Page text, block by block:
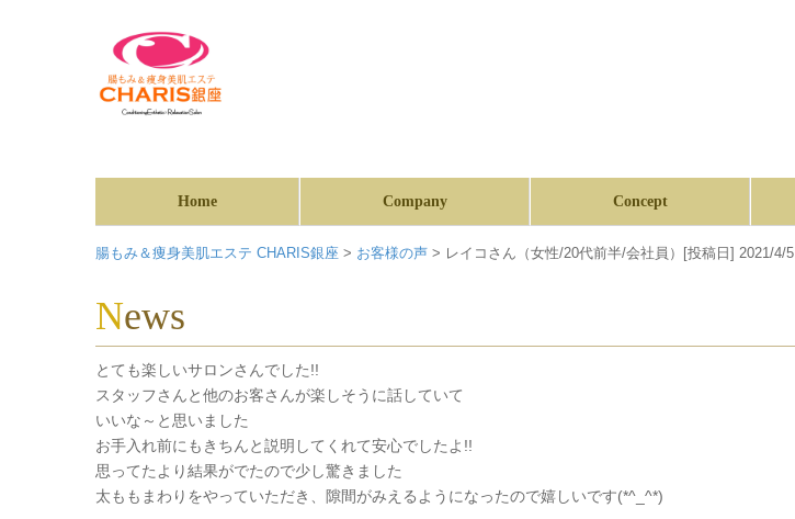
Home Company Concept
腸もみ＆痩身美肌エステ CHARIS銀座 > お客様の声 > レイコさん（女性/20代前半/会社員）[投稿日] 2021/4/5
News
とても楽しいサロンさんでした!!
スタッフさんと他のお客さんが楽しそうに話していて
いいな～と思いました
お手入れ前にもきちんと説明してくれて安心でしたよ!!
思ってたより結果がでたので少し驚きました
太ももまわりをやっていただき、隙間がみえるようになったので嬉しいです(*^_^*)